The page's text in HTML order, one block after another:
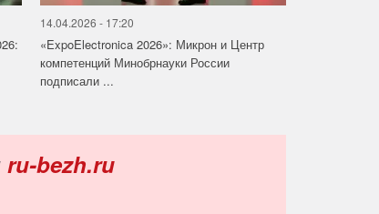
14.04.2026 - 17:20
«ExpoElectronica 2026»: Микрон и Центр
компетенций Минобрнауки России
подписали ...
ru-bezh.ru